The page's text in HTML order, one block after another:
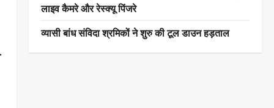
लाइव कैमरे और रेस्क्यू पिंजरे
व्यासी बांध संविदा श्रमिकों ने शुरु की टूल डाउन हड़ताल